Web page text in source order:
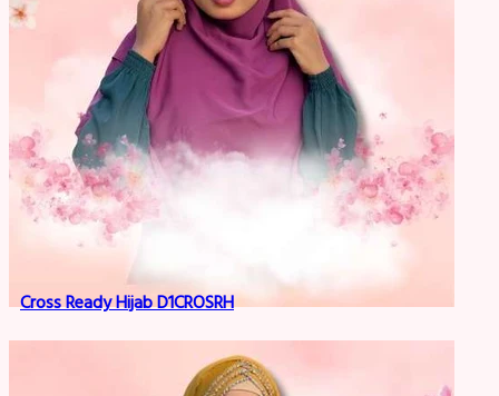
Cross Ready Hijab D1CROSRH